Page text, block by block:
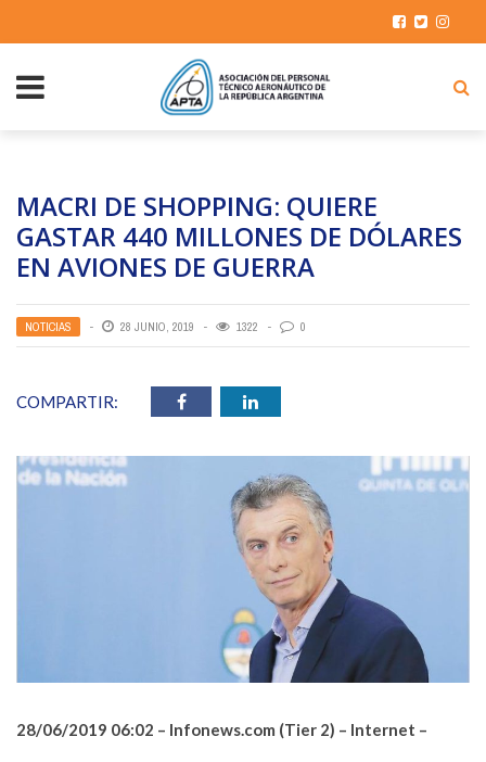
MACRI DE SHOPPING: QUIERE
GASTAR 440 MILLONES DE DÓLARES
EN AVIONES DE GUERRA
NOTICIAS 28 JUNIO, 2019 1322 0
COMPARTIR:
28/06/2019 06:02 – Infonews.com (Tier 2) – Internet –